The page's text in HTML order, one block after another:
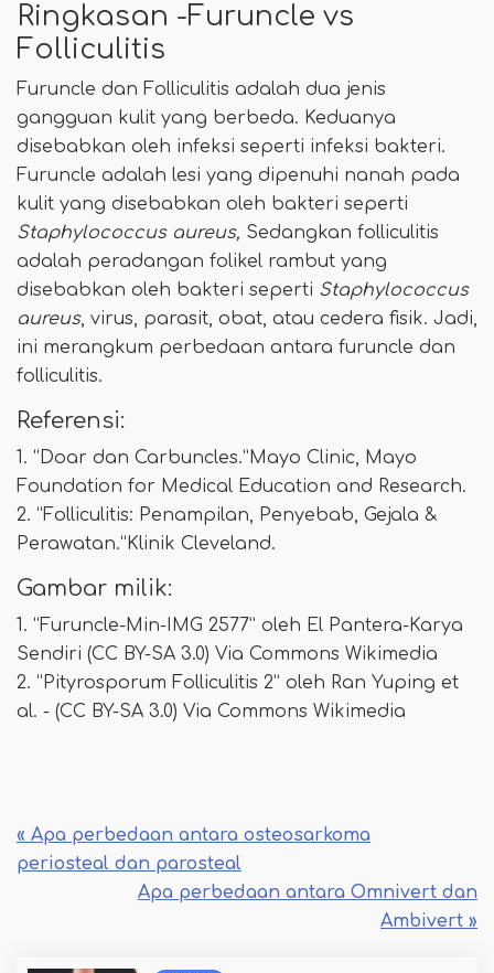
Ringkasan -Furuncle vs
Folliculitis
Furuncle dan Folliculitis adalah dua jenis
gangguan kulit yang berbeda. Keduanya
disebabkan oleh infeksi seperti infeksi bakteri.
Furuncle adalah lesi yang dipenuhi nanah pada
kulit yang disebabkan oleh bakteri seperti
Staphylococcus aureus, Sedangkan folliculitis
adalah peradangan folikel rambut yang
disebabkan oleh bakteri seperti Staphylococcus
aureus, virus, parasit, obat, atau cedera fisik. Jadi,
ini merangkum perbedaan antara furuncle dan
folliculitis.
Referensi:
1. “Doar dan Carbuncles.”Mayo Clinic, Mayo
Foundation for Medical Education and Research.
2. “Folliculitis: Penampilan, Penyebab, Gejala &
Perawatan.“Klinik Cleveland.
Gambar milik:
1. “Furuncle-Min-IMG 2577” oleh El Pantera-Karya
Sendiri (CC BY-SA 3.0) Via Commons Wikimedia
2. “Pityrosporum Folliculitis 2” oleh Ran Yuping et
al. - (CC BY-SA 3.0) Via Commons Wikimedia
« Apa perbedaan antara osteosarkoma
periosteal dan parosteal
Apa perbedaan antara Omnivert dan
Ambivert »